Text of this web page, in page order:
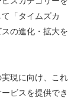
「タイムズカ
の進化・拡大を
現に向け、これ
ビスを提供でき